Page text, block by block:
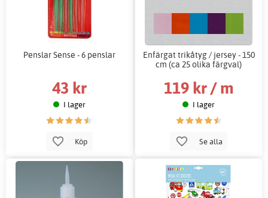
Penslar Sense - 6 penslar
43 kr
I lager
Köp
Enfärgat trikåtyg / jersey - 150
cm (ca 25 olika färgval)
119 kr / m
I lager
Se alla